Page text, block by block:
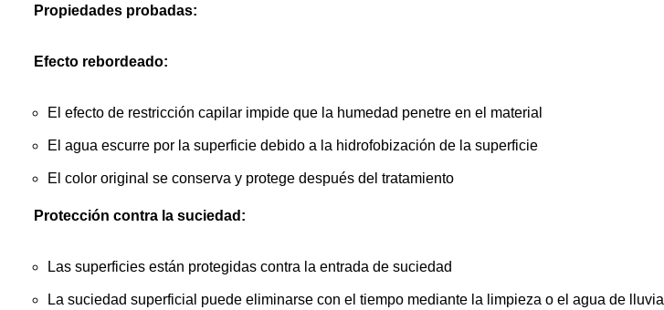
Propiedades probadas:
Efecto rebordeado:
El efecto de restricción capilar impide que la humedad penetre en el material
El agua escurre por la superficie debido a la hidrofobización de la superficie
El color original se conserva y protege después del tratamiento
Protección contra la suciedad:
Las superficies están protegidas contra la entrada de suciedad
La suciedad superficial puede eliminarse con el tiempo mediante la limpieza o el agua de lluvia